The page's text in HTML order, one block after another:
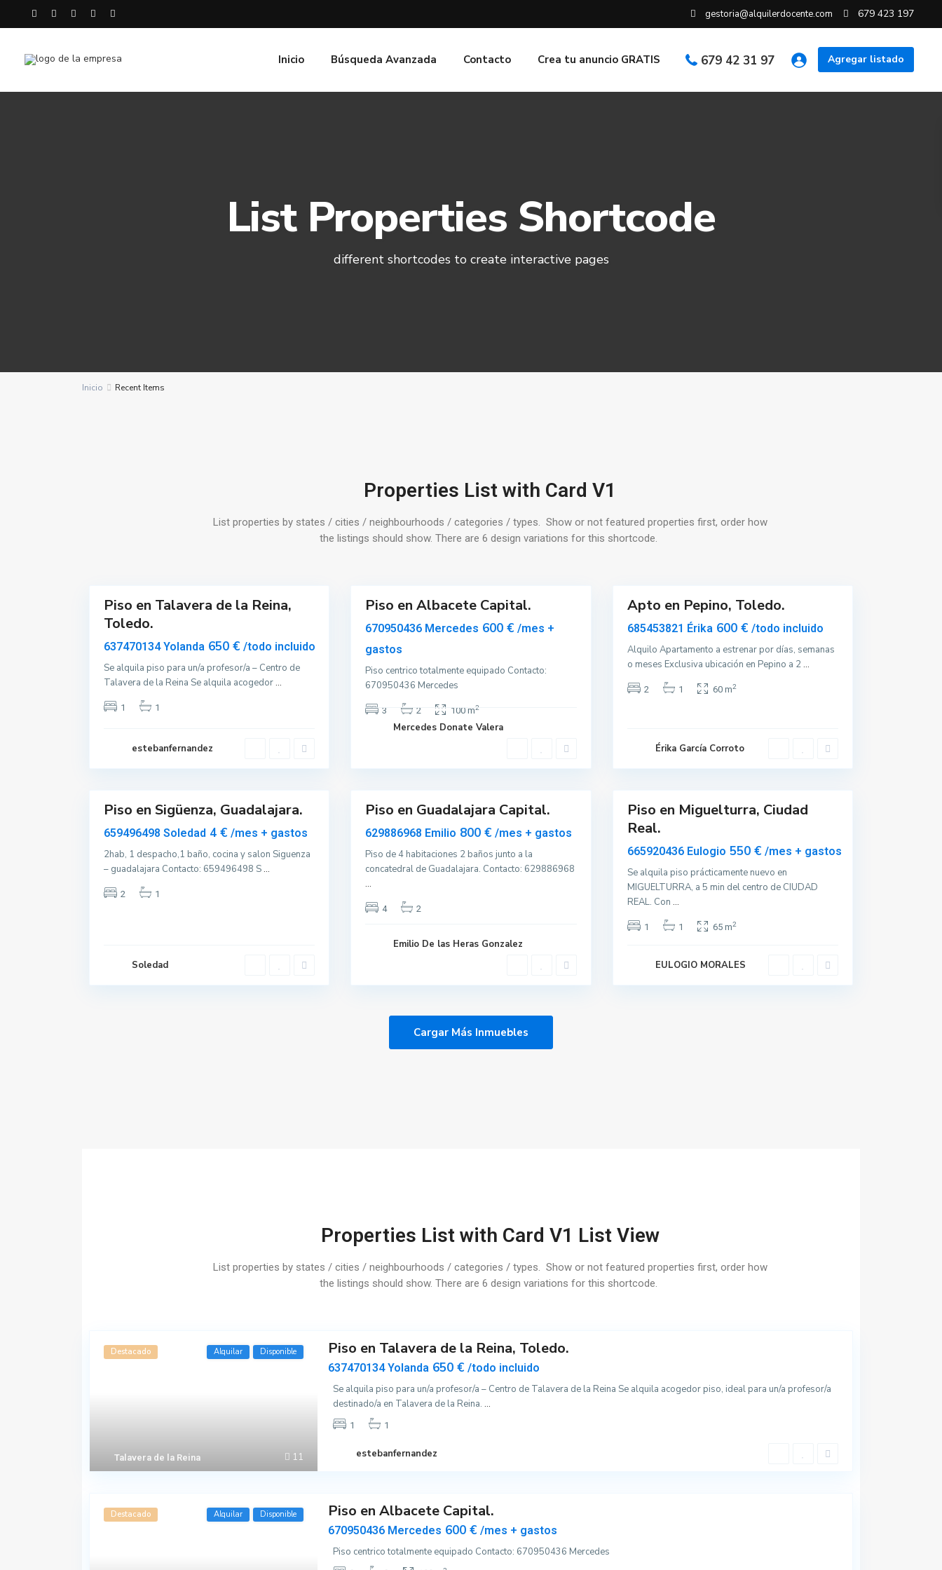
gestoria@alquilerdocente.com 679 423 197
Agregar listado
679 42 31 97
Inicio Búsqueda Avanzada Contacto Crea tu anuncio GRATIS
List Properties Shortcode
different shortcodes to create interactive pages
Inicio Recent Items
Properties List with Card V1
List properties by states / cities / neighbourhoods / categories / types. Show or not featured properties first, order how
the listings should show. There are 6 design variations for this shortcode.
Destacado
Piso en Talavera de la Reina,
Toledo.
637470134 Yolanda 650 € /todo incluido
Se alquila piso para un/a profesor/a – Centro de
Talavera de la Reina Se alquila acogedor...
1 1
estebanfernandez
b
c
e
Destacado
Piso en Albacete Capital.
670950436 Mercedes 600 €/mes +
gastos
Piso centrico totalmente equipado Contacto:
670950436 Mercedes
3 2 100 m2
Mercedes Donate Valera
p
i
Destacado
Apto en Pepino, Toledo.
685453821 Érika600 € /todo incluido
Alquilo Apartamento a estrenar por días, semanas
o meses Exclusiva ubicación en Pepino a 2...
2 1 60 m2
Érika García Corroto
S
i
ü
Destacado
Piso en Sigüenza, Guadalajara.
659496498 Soledad 4 € /mes + gastos
2hab, 1 despacho,1 baño, cocina y salon Siguenza
– guadalajara Contacto: 659496498 S...
2 1
Soledad
u
a
d
a
a
Destacado
Piso en Guadalajara Capital.
629886968 Emilio 800 €/mes + gastos
Piso de 4 habitaciones 2 baños junto a la
concatedral de Guadalajara. Contacto: 629886968
...
4 2
Emilio De las Heras Gonzalez
M
i
g
u
e
l
Piso en Miguelturra, Ciudad
Real.
665920436 Eulogio 550 € /mes + gastos
Se alquila piso prácticamente nuevo en
MIGUELTURRA, a 5 min del centro de CIUDAD
REAL. Con ...
1 1 65 m2
EULOGIO MORALES
Cargar Más Inmuebles
Properties List with Card V1 List View
List properties by states / cities / neighbourhoods / categories / types. Show or not featured properties first, order how
the listings should show. There are 6 design variations for this shortcode.
11
Talavera de la Reina
Destacado Alquilar Disponible Piso en Talavera de la Reina, Toledo.
637470134 Yolanda 650 € /todo incluido
Se alquila piso para un/a profesor/a – Centro de Talavera de la Reina Se alquila acogedor piso, ideal para un/a profesor/a
destinado/a en Talavera de la Reina. ...
1 1
estebanfernandez
Destacado Alquilar Disponible Piso en Albacete Capital.
670950436 Mercedes 600 € /mes + gastos
Piso centrico totalmente equipado Contacto: 670950436 Mercedes